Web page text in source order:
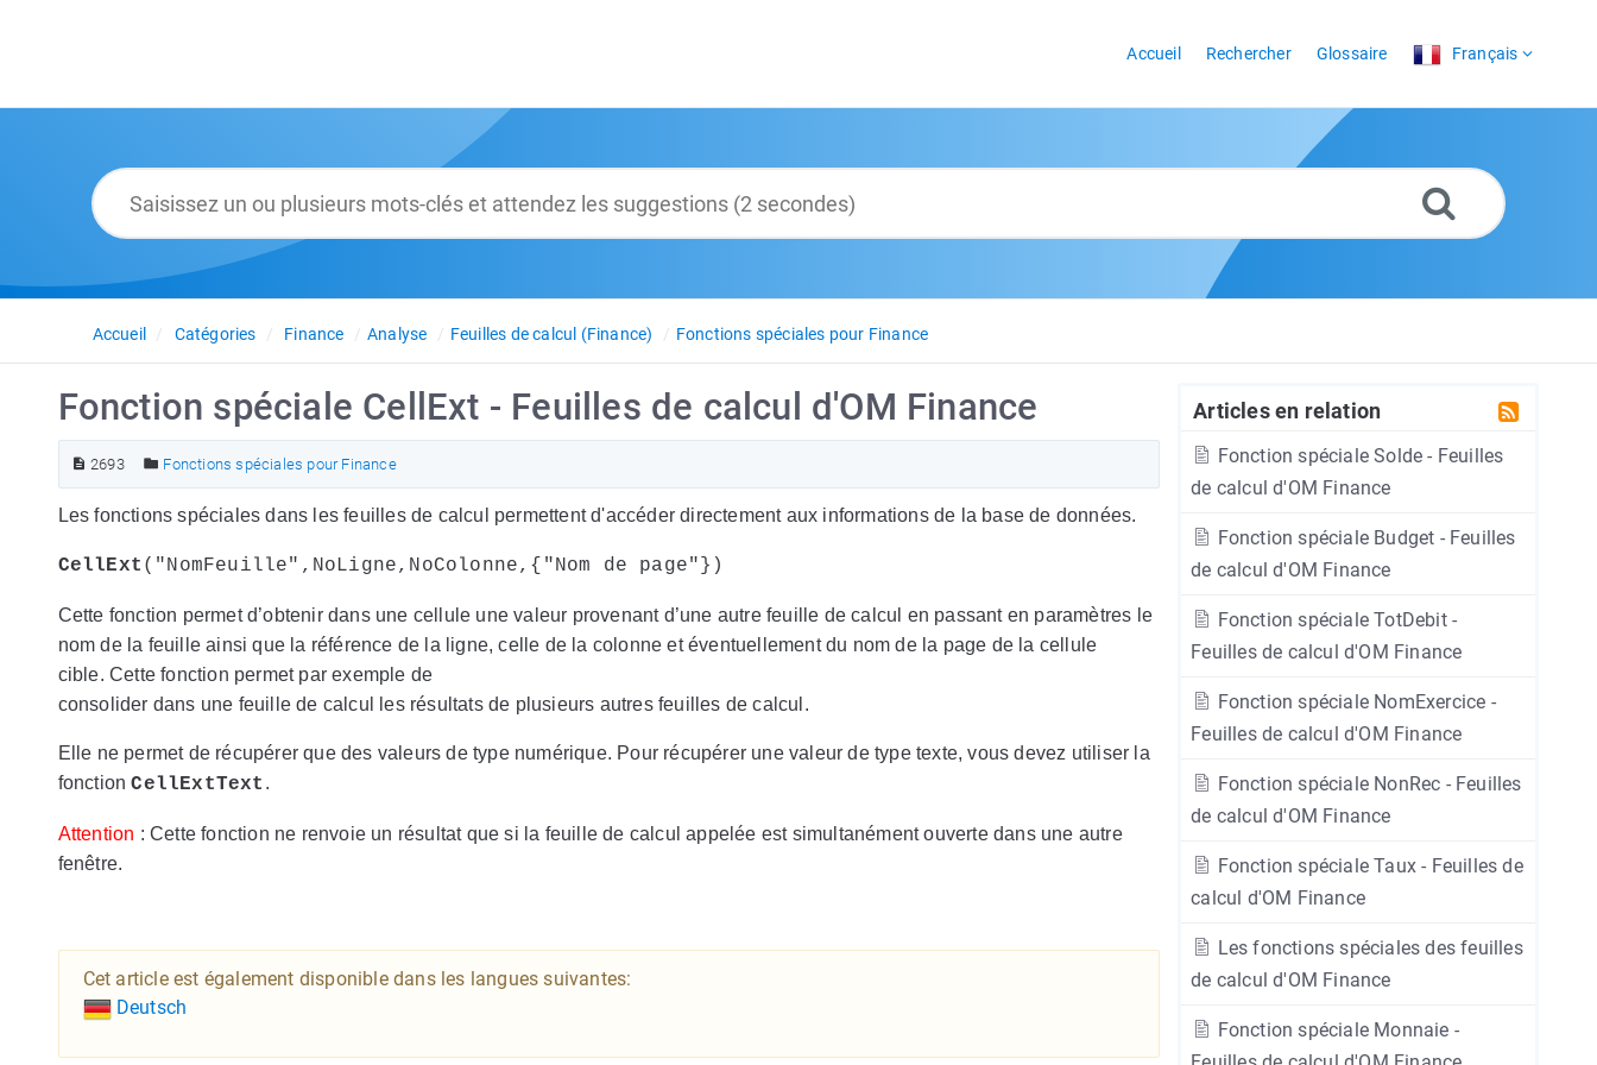
Accueil Rechercher Glossaire Français
Accueil Catégories Finance Analyse Feuilles de calcul (Finance) Fonctions spéciales pour Finance
Articles en relation
Fonction spéciale Solde - Feuilles
de calcul d'OM Finance
Fonction spéciale Budget - Feuilles
de calcul d'OM Finance
Fonction spéciale TotDebit -
Feuilles de calcul d'OM Finance
Fonction spéciale NomExercice -
Feuilles de calcul d'OM Finance
Fonction spéciale NonRec - Feuilles
de calcul d'OM Finance
Fonction spéciale Taux - Feuilles de
calcul d'OM Finance
Les fonctions spéciales des feuilles
de calcul d'OM Finance
Fonction spéciale Monnaie -
Fonction spéciale CellExt - Feuilles de calcul d'OM Finance
2693 Fonctions spéciales pour Finance
Les fonctions spéciales dans les feuilles de calcul permettent d'accéder directement aux informations de la base de données.
CellExt ("NomFeuille",NoLigne,NoColonne,{"Nom de page"})
Cette fonction permet d’obtenir dans une cellule une valeur provenant d’une autre feuille de calcul en passant en paramètres le
nom de la feuille ainsi que la référence de la ligne, celle de la colonne et éventuellement du nom de la page de la cellule
cible. Cette fonction permet par exemple de
consolider dans une feuille de calcul les résultats de plusieurs autres feuilles de calcul.
Elle ne permet de récupérer que des valeurs de type numérique. Pour récupérer une valeur de type texte, vous devez utiliser la
fonctionCellExtText .
Attention : Cette fonction ne renvoie un résultat que si la feuille de calcul appelée est simultanément ouverte dans une autre
fenêtre.
Cet article est également disponible dans les langues suivantes:
Deutsch